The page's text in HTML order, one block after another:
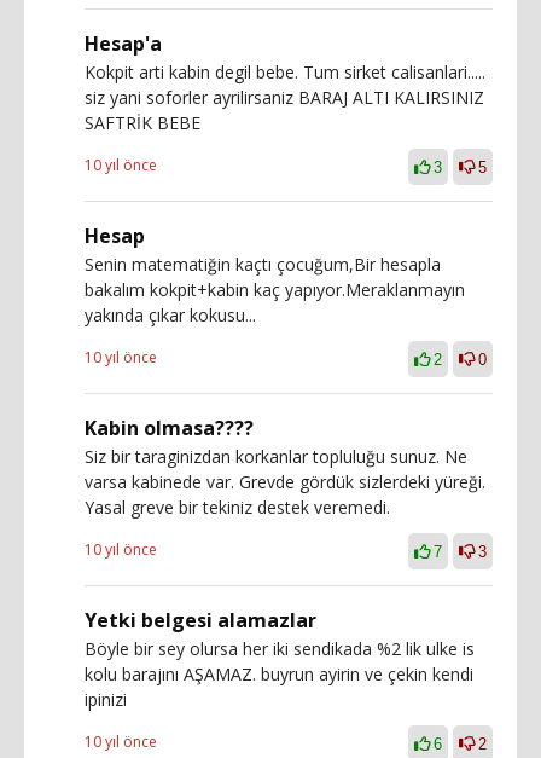
Hesap'a
Kokpit arti kabin degil bebe. Tum sirket calisanlari.....
siz yani soforler ayrilirsaniz BARAJ ALTI KALIRSINIZ
SAFTRİK BEBE
10 yıl önce 3 5
Hesap
Senin matematiğin kaçtı çocuğum,Bir hesapla
bakalım kokpit+kabin kaç yapıyor.Meraklanmayın
yakında çıkar kokusu...
10 yıl önce 2 0
Kabin olmasa????
Siz bir taraginizdan korkanlar topluluğu sunuz. Ne
varsa kabinede var. Grevde gördük sizlerdeki yüreği.
Yasal greve bir tekiniz destek veremedi.
10 yıl önce 7 3
Yetki belgesi alamazlar
Böyle bir sey olursa her iki sendikada %2 lik ulke is
kolu barajını AŞAMAZ. buyrun ayirin ve çekin kendi
ipinizi
10 yıl önce 6 2